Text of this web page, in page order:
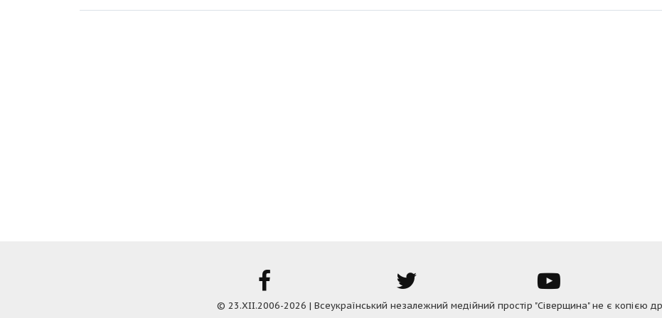
© 23.XII.2006-2026 | Всеукраїнський незалежний медійний простір "Сіверщина" не є копією